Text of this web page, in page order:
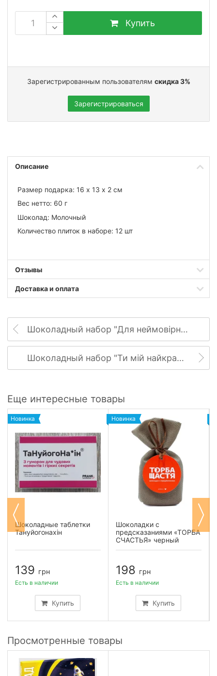
Купить
Зарегистрированным пользователям скидка 3%
Зарегистрироваться
Описание
Размер подарка: 16 х 13 х 2 см
Вес нетто: 60 г
Шоколад: Молочный
Количество плиток в наборе: 12 шт
Отзывы
Доставка и оплата
Шоколадный набор "Для неймовірної подруги"
Шоколадный набор "Ти мій найкращий друг"
Еще интересные товары
Новинка
Шоколадные таблетки
Тануйогонахін
139 грн
Купить
Есть в наличии
Новинка
Шоколадки с
предсказаниями «ТОРБА
СЧАСТЬЯ» черный
198 грн
Купить
Есть в наличии
Просмотренные товары